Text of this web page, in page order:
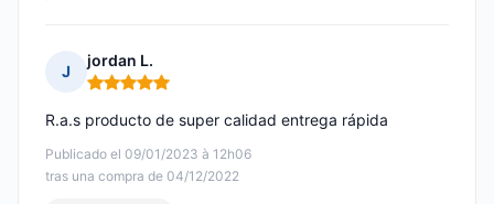
J
jordan L.
Nota: 5 de 5
Publicado el 09/01/2023 à 12h06
tras una compra de 04/12/2022
R.a.s producto de super calidad entrega rápida